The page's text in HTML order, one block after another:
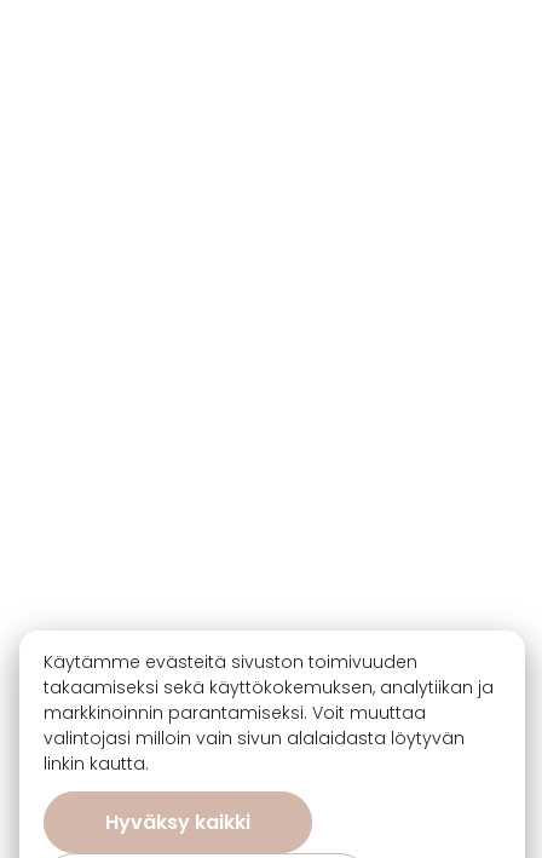
Käytämme evästeitä sivuston toimivuuden
takaamiseksi sekä käyttökokemuksen, analytiikan ja
markkinoinnin parantamiseksi. Voit muuttaa
valintojasi milloin vain sivun alalaidasta löytyvän
linkin kautta.
Hyväksy kaikki